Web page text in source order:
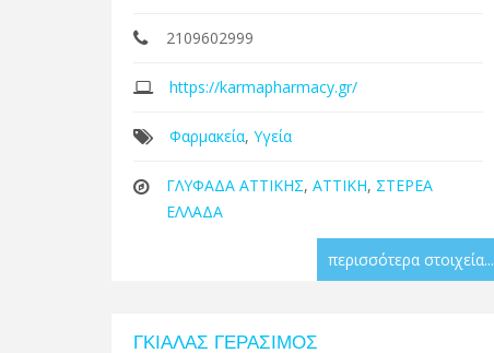
2109602999
https://karmapharmacy.gr/
Φαρμακεία, Υγεία
ΓΛΥΦΑΔΑ ΑΤΤΙΚΗΣ, ΑΤΤΙΚΗ, ΣΤΕΡΕΑ
ΕΛΛΑΔΑ
περισσότερα στοιχεία...
ΓΚΙΑΛΑΣ ΓΕΡΑΣΙΜΟΣ